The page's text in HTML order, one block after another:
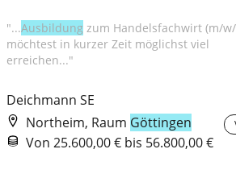
"...Ausbildung zum Handelsfachwirt (m/
möchtest in kurzer Zeit möglichst viel
erreichen..."
Deichmann SE
Northeim, Raum Göttingen
Von 25.600,00 € bis 56.800,00 €